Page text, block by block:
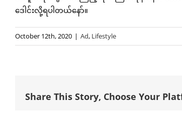
ဒေါင်းလို့ရပါတယ်နော်။
October 12th, 2020 | Ad, Lifestyle
Share This Story, Choose Your